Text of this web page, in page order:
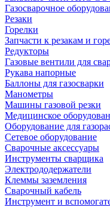
Газосварочное
Резаки
Горелки
Запчасти к резакам и
Редукторы
Газовые вентили для
Рукава напорные
Баллоны для газосварки
Манометры
Машины газовой резки
Медицинское
Оборудование для
Сетевое оборудование
Сварочные аксессуары
Инструменты сварщика
Электрододержатели
Клеммы заземления
Сварочный кабель
Инструмент и